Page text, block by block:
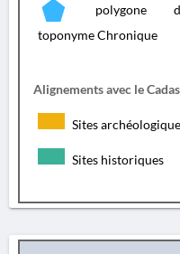
polygone
toponyme Chronique
Alignements avec le
Sites
Sites historiques